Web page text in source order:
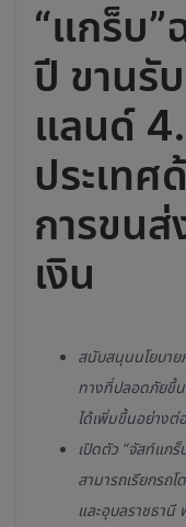
“แกร็บ
ปี ขานรั
แลนด์
ประเทศ
การขนส่
เงิน
สนับสนุนนโยบาย
ทางที่ปลอดภัยขึ้
ได้เพิ่มขึ้นอย่าง
เปิดตัว “จัสท์แก
สามารถเรียกรถ
และอุบลราชธานี